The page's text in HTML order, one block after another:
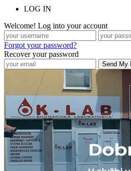
LOG IN
Welcome! Log into your account
Forgot your password?
Recover your password